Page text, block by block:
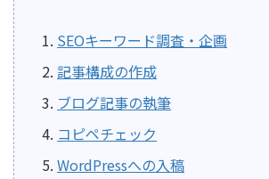
SEOキーワード調査・企画
記事構成の作成
ブログ記事の執筆
コピペチェック
WordPressへの入稿